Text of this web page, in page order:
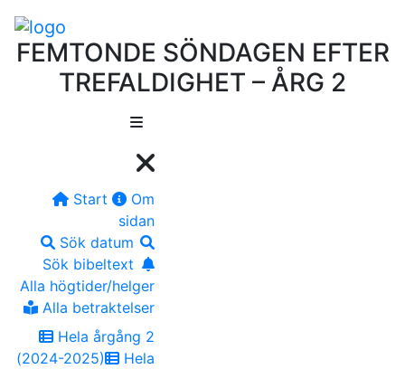
FEMTONDE SÖNDAGEN EFTER
TREFALDIGHET – ÅRG 2
Start
Om
sidan
Sök datum
Sök bibeltext
Alla högtider/helger
Alla betraktelser
Hela årgång 2
(2024-2025)
Hela